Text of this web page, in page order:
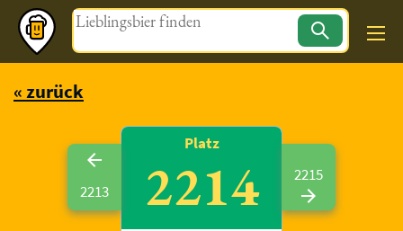
Magazin
« zurück
2213
Platz
2214 2215